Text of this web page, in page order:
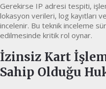
Gerekirse IP adresi tespiti,
lokasyon verileri, log kayıtları
incelenir. Bu teknik inceleme
edilmesinde kritik rol oynar.
İzinsiz Kart
Sahip Olduğu